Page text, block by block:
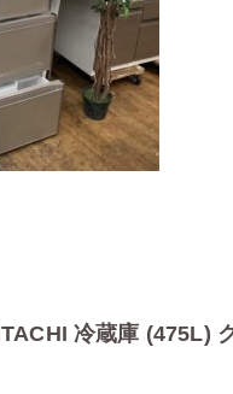
冷蔵庫 (475L)